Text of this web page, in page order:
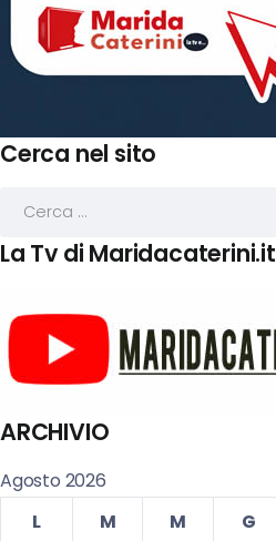
Cerca nel sito
La Tv di Maridacaterini.it
ARCHIVIO
Agosto 2026
L
M M G